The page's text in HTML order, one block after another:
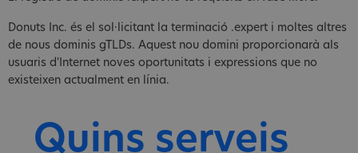
Donuts Inc. és el sol·licitant la terminació .expert i moltes altres
de nous dominis gTLDs. Aquest nou domini proporcionarà als
usuaris d'Internet noves oportunitats i expressions que no
existeixen actualment en línia.
Quins serveis